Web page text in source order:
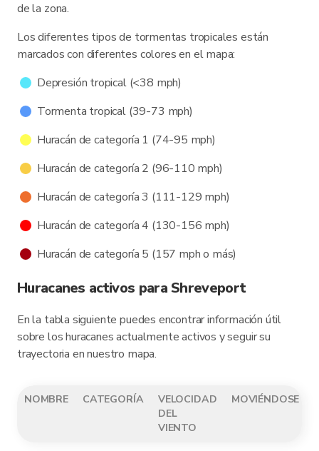
de la zona.
Los diferentes tipos de tormentas tropicales están
marcados con diferentes colores en el mapa:
Depresión tropical (<38 mph)
Tormenta tropical (39-73 mph)
Huracán de categoría 1 (74-95 mph)
Huracán de categoría 2 (96-110 mph)
Huracán de categoría 3 (111-129 mph)
Huracán de categoría 4 (130-156 mph)
Huracán de categoría 5 (157 mph o más)
Huracanes activos para Shreveport
En la tabla siguiente puedes encontrar información útil
sobre los huracanes actualmente activos y seguir su
trayectoria en nuestro mapa.
NOMBRE CATEGORÍA
VELOCIDAD
DEL
VIENTO
MOVIÉNDOSE